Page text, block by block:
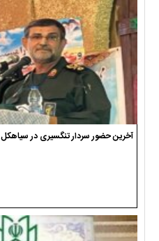
آخرین حضور سردار تنگسیری در سیاهکل